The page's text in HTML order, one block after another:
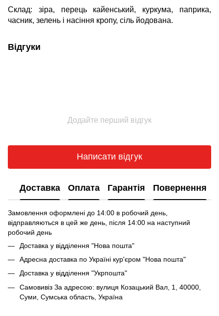
Склад: зіра, перець кайенський, куркума, паприка,
часник, зелень і насіння кропу, сіль йодована.
Відгуки
Додайте перший відгук
Написати відгук
Доставка Оплата Гарантія Повернення
Замовлення оформлені до 14:00 в робочий день,
відправляються в цей же день, після 14:00 на наступний
робочий день
Доставка у відділення "Нова пошта"
Адресна доставка по Україні кур'єром "Нова пошта"
Доставка у відділення "Укрпошта"
Самовивіз За адресою: вулиця Козацький Вал, 1, 40000,
Суми, Сумська область, Україна